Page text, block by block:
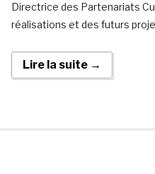
Directrice des Partenariats
réalisations et des futurs
Lire la suite →